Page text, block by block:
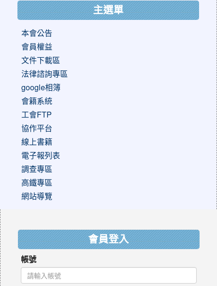
主選單
本會公告
會員權益
文件下載區
法律諮詢專區
google相簿
會籍系統
工會FTP
協作平台
線上書籍
電子報列表
調查專區
高鐵專區
網站導覽
會員登入
帳號